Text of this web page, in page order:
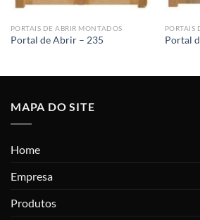
PORTAIS DE ABRIR MONTADOS
Portal de Abrir – 235
PORTAIS
Portal
MAPA DO SITE
Home
Empresa
Produtos